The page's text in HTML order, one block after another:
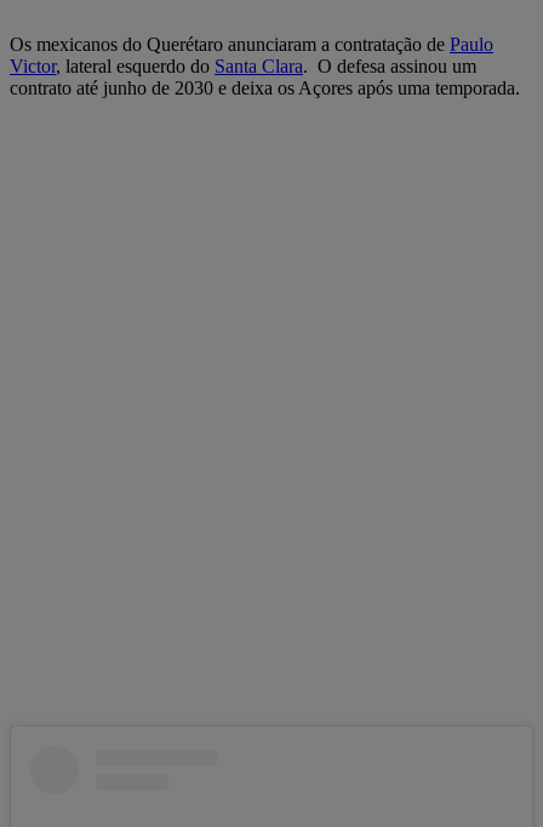
Os mexicanos do Querétaro anunciaram a contratação de Paulo
Victor, lateral esquerdo do Santa Clara. O defesa assinou um
contrato até junho de 2030 e deixa os Açores após uma temporada.